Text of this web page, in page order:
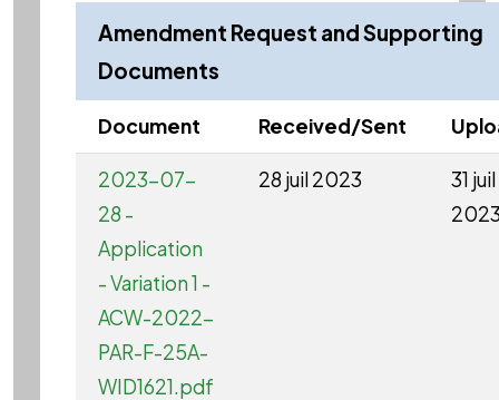
Amendment Request and Supporting
Documents
Document Received/Sent
2023-07-
28 -
Application
- Variation 1 -
ACW-2022-
PAR-F-25A-
WID1621.pdf
28 juil 2023
31 juil